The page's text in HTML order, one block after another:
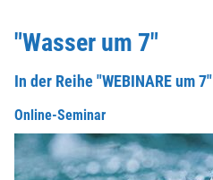
"Wasser um 7"
In der Reihe "WEBINARE um 7"
Online-Seminar